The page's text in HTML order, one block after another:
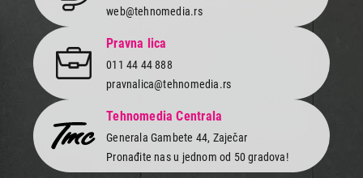
web@tehnomedia.rs
Pravna lica
011 44 44 888
pravnalica@tehnomedia.rs
Tehnomedia Centrala
Generala Gambete 44, Zaječar
Pronađite nas u jednom od 50 gradova!